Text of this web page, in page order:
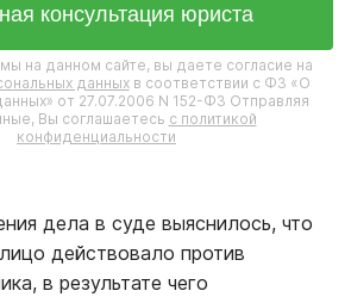
консультация юриста
на данном сайте, вы даете согласие на
данныхв соответствии с ФЗ «О
от 27.07.2006 N 152-ФЗ Отправляя
Вы соглашаетесь с политикой
конфиденциальности
дела в суде выяснилось, что
действовало против
в результате чего